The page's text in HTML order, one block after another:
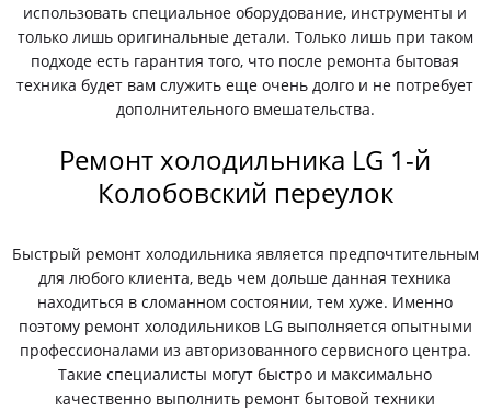
использовать специальное оборудование, инструменты и
только лишь оригинальные детали. Только лишь при таком
подходе есть гарантия того, что после ремонта бытовая
техника будет вам служить еще очень долго и не потребует
дополнительного вмешательства.
Ремонт холодильника LG 1-й
Колобовский переулок
Быстрый ремонт холодильника является предпочтительным
для любого клиента, ведь чем дольше данная техника
находиться в сломанном состоянии, тем хуже. Именно
поэтому ремонт холодильников LG выполняется опытными
профессионалами из авторизованного сервисного центра.
Такие специалисты могут быстро и максимально
качественно выполнить ремонт бытовой техники